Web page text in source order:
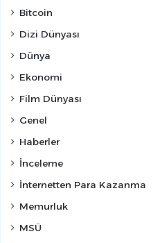
Bitcoin
Dizi Dünyası
Dünya
Ekonomi
Film Dünyası
Genel
Haberler
İnceleme
İnternetten Para Kazanma
Memurluk
MSÜ